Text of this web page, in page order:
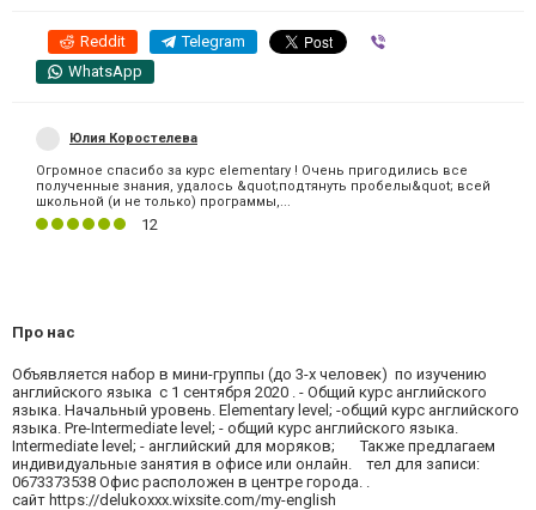
Reddit Telegram
WhatsApp
Юлия Коростелева
Огромное спасибо за курс elementary ! Очень пригодились все
полученные знания, удалось &quot;подтянуть пробелы&quot; всей
школьной (и не только) программы,...
12
Про нас
Объявляется набор в мини-группы (до 3-х человек) по изучению
английского языка с 1 сентября 2020 . - Общий курс английского
языка. Начальный уровень. Elementary level; -общий курс английского
языка. Pre-Intermediate level; - общий курс английского языка.
Intermediate level; - английский для моряков; Также предлагаем
индивидуальные занятия в офисе или онлайн. тел для записи:
0673373538 Офис расположен в центре города. .
сайт https://delukoxxx.wixsite.com/my-english